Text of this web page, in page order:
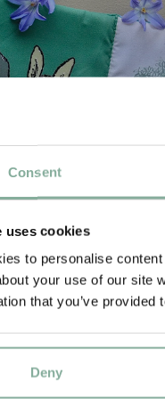
Consent
uses cookies
to personalise
your use of our site
that you’ve
Deny